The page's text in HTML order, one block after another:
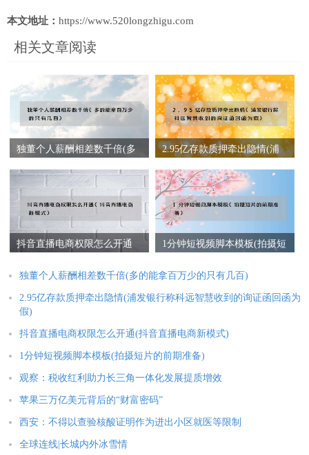
本文地址： https://www.520longzhigu.com
相关文章阅读
独董个人薪酬相差数千倍(多
2.95亿存款质押牵出隐情(浦
证函回函为假)
抖音直播电商权限怎么开通
1分钟短视频脚本模板(拍摄短
独董个人薪酬相差数千倍(多的能拿百万少的只有几百)
2.95亿存款质押牵出隐情(浦发银行称科远智慧收到的询证函回函为
假)
抖音直播电商权限怎么开通(抖音直播电商新模式)
1分钟短视频脚本模板(拍摄短片的前期准备)
观察：税收红利助力长三角一体化发展提质增效
苹果三万亿美元背后的“财富密码”
西安：不得以查验核酸证明作为进出小区就医等限制
全球连线|长城内外冰雪情